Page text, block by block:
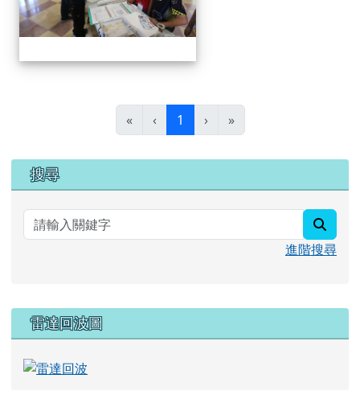
« ‹ 1 (目前頁次)
› »
右邊區域內容
搜尋
進階搜尋
雷達回波圖